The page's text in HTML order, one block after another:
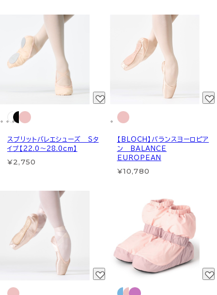
スプリットバレエシューズ Sタ
イプ【22.0～28.0cm】
¥2,750
【BLOCH】バランスヨーロピア
ン BALANCE
EUROPEAN
¥10,780